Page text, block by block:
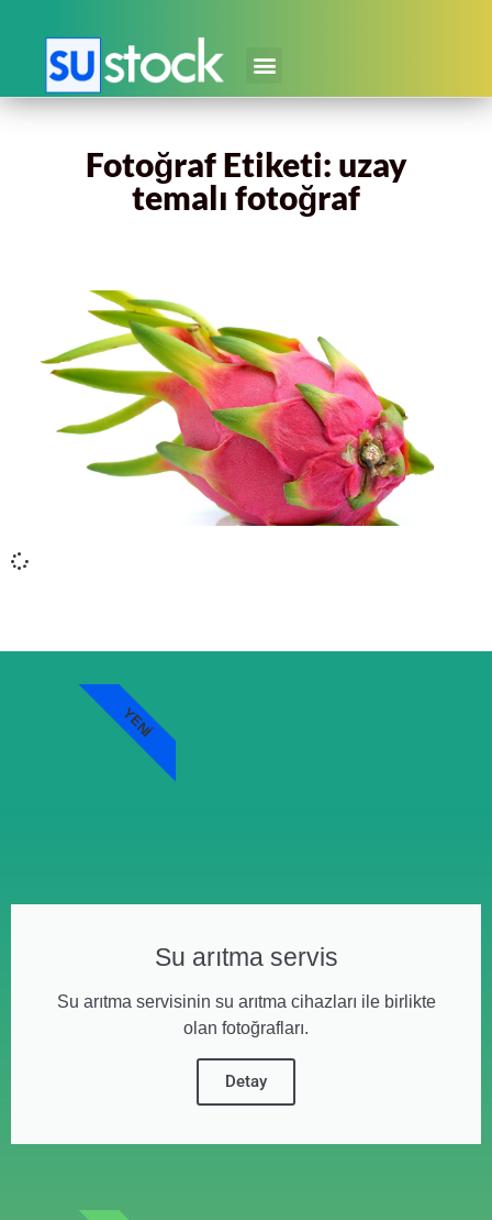
Fotoğraf Etiketi: uzay
temalı fotoğraf
Su arıtma servis
Su arıtma servisinin su arıtma cihazları ile birlikte
olan fotoğrafları.
Detay
YENI